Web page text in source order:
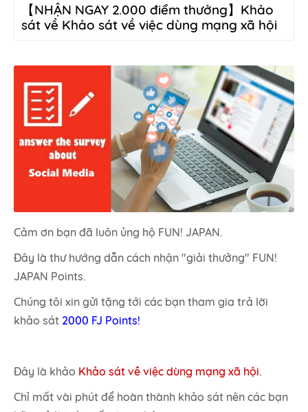
【NHẬN NGAY 2.000 điểm thưởng】Khảo
sát về Khảo sát về việc dùng mạng xã hội
Cảm ơn bạn đã luôn ủng hộ FUN! JAPAN.
Đây là thư hướng dẫn cách nhận "giải thưởng" FUN!
JAPAN Points.
Chúng tôi xin gửi tặng tới các bạn tham gia trả lời
khảo sát 2000 FJ Points!
Đây là khảo Khảo sát về việc dùng mạng xã hội.
Chỉ mất vài phút để hoàn thành khảo sát nên các bạn